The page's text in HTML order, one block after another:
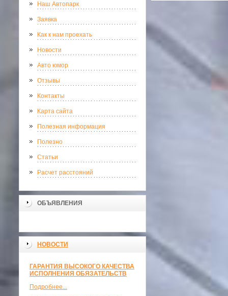
Наш Автопарк
Заявка
Как к нам проехать
Новости
Авто юмор
Отзывы
Контакты
Карта сайта
Полезная информация
Полезно
Статьи
Расчет расстояний
ОБЪЯВЛЕНИЯ
НОВОСТИ
ГАРАНТИЯ ВЫСОКОГО КАЧЕСТВА
ИСПОЛНЕНИЯ ОБЯЗАТЕЛЬСТВ
Подробнее...